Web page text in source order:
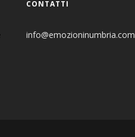
CONTATTI
info@emozioninumbria.com